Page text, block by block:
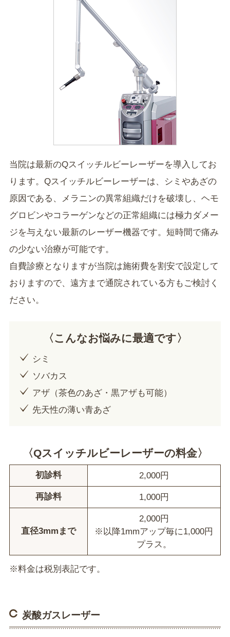
当院は最新のQスイッチルビーレーザーを導入してお
ります。Qスイッチルビーレーザーは、シミやあざの
原因である、メラニンの異常組織だけを破壊し、ヘモ
グロビンやコラーゲンなどの正常組織には極力ダメー
ジを与えない最新のレーザー機器です。短時間で痛み
の少ない治療が可能です。
自費診療となりますが当院は施術費を割安で設定して
おりますので、遠方まで通院されている方もご検討く
ださい。
〈こんなお悩みに最適です〉
シミ
ソバカス
アザ（茶色のあざ・黒アザも可能）
先天性の薄い青あざ
〈Qスイッチルビーレーザーの料金〉
初診料 2,000円
再診料 1,000円
直径3mmまで
2,000円
※以降1mmアップ毎に1,000円
プラス。
※料金は税別表記です。
炭酸ガスレーザー